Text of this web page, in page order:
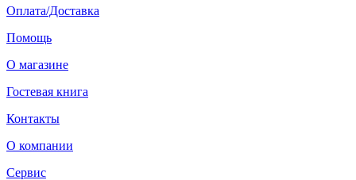
Оплата/Доставка
Помощь
О магазине
Гостевая книга
Контакты
О компании
Сервис